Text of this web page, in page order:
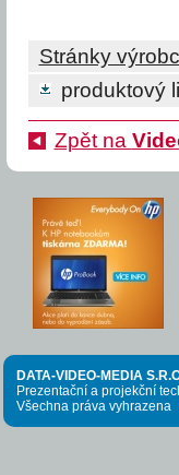
Stránky
produktový
Zpět na
DATA-VIDEO-MEDIA
Prezentační a projekční
Všechna práva vyhrazena